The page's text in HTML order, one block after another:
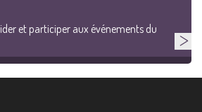
et participer aux événements du